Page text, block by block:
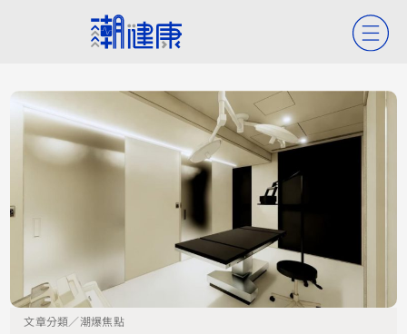
文章分類／潮爆焦點